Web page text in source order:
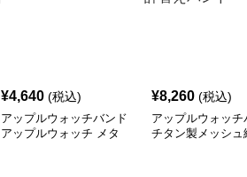
¥4,640 (税込)
アップルウォッチバンド
アップルウォッチ メタ
¥8,260 (税込)
アップルウォッチ
チタン製メッシュ